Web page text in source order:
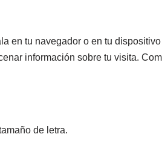
en tu navegador o en tu
información sobre tu visita.
de letra.